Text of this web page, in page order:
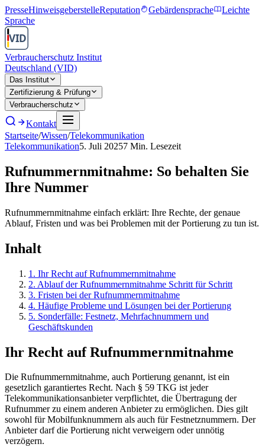
PresseHinweisgeberstelleReputation Gebärdensprache
Leichte
Sprache
Verbraucherschutz Institut
Deutschland (VID)
Das Institut
Zertifizierung & Prüfung
Verbraucherschutz
Kontakt
Startseite/Wissen/Telekommunikation
Telekommunikation5. Juli 20257 Min. Lesezeit
Rufnummernmitnahme: So behalten Sie
Ihre Nummer
Rufnummernmitnahme einfach erklärt: Ihre Rechte, der genaue
Ablauf, Fristen und was bei Problemen mit der Portierung zu tun ist.
Inhalt
1 . Ihr Recht auf Rufnummernmitnahme
2. Ablauf der Rufnummernmitnahme Schritt für Schritt
3. Fristen bei der Rufnummernmitnahme
4. Häufige Probleme und Lösungen bei der Portierung
5. Sonderfälle: Festnetz, Mehrfachnummern und
Geschäftskunden
Ihr Recht auf Rufnummernmitnahme
Die Rufnummernmitnahme, auch Portierung genannt, ist ein
gesetzlich garantiertes Recht. Nach § 59 TKG ist jeder
Telekommunikationsanbieter verpflichtet, die Übertragung der
Rufnummer zu einem anderen Anbieter zu ermöglichen. Dies gilt
sowohl für Mobilfunknummern als auch für Festnetznummern. Der
Anbieter darf die Portierung nicht verweigern oder unnötig
verzögern.